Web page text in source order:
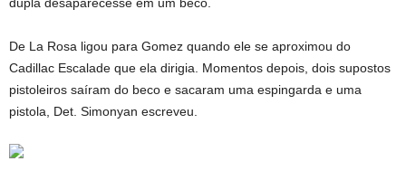
De La Rosa ligou para Gomez quando ele se aproximou do
Cadillac Escalade que ela dirigia. Momentos depois, dois supostos
pistoleiros saíram do beco e sacaram uma espingarda e uma
pistola, Det. Simonyan escreveu.